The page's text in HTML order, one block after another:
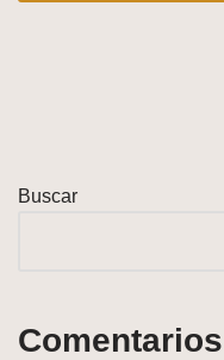
Buscar